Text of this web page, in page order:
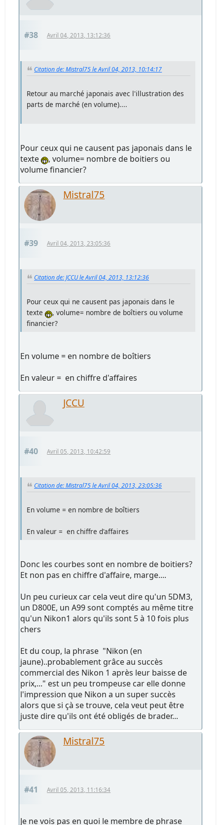
#38 Avril 04, 2013, 13:12:36
Citation de: Mistral75 le Avril 04, 2013, 10:14:17
Retour au marché japonais avec l'illustration des
parts de marché (en volume)....
Pour ceux qui ne causent pas japonais dans le
texte
, volume= nombre de boitiers ou
volume financier?
Mistral75
#39 Avril 04, 2013, 23:05:36
Citation de: JCCU le Avril 04, 2013, 13:12:36
Pour ceux qui ne causent pas japonais dans le
texte
, volume= nombre de boîtiers ou volume
financier?
En volume = en nombre de boîtiers
En valeur = en chiffre d'affaires
JCCU
#40 Avril 05, 2013, 10:42:59
Citation de: Mistral75 le Avril 04, 2013, 23:05:36
En volume = en nombre de boîtiers
En valeur = en chiffre d'affaires
Donc les courbes sont en nombre de boitiers?
Et non pas en chiffre d'affaire, marge....
Un peu curieux car cela veut dire qu'un 5DM3,
un D800E, un A99 sont comptés au même titre
qu'un Nikon1 alors qu'ils sont 5 à 10 fois plus
chers
Et du coup, la phrase "Nikon (en
jaune)..probablement grâce au succès
commercial des Nikon 1 après leur baisse de
prix,..." est un peu trompeuse car elle donne
l'impression que Nikon a un super succès
alors que si çà se trouve, cela veut peut être
juste dire qu'ils ont été obligés de brader...
Mistral75
#41 Avril 05, 2013, 11:16:34
Je ne vois pas en quoi le membre de phrase